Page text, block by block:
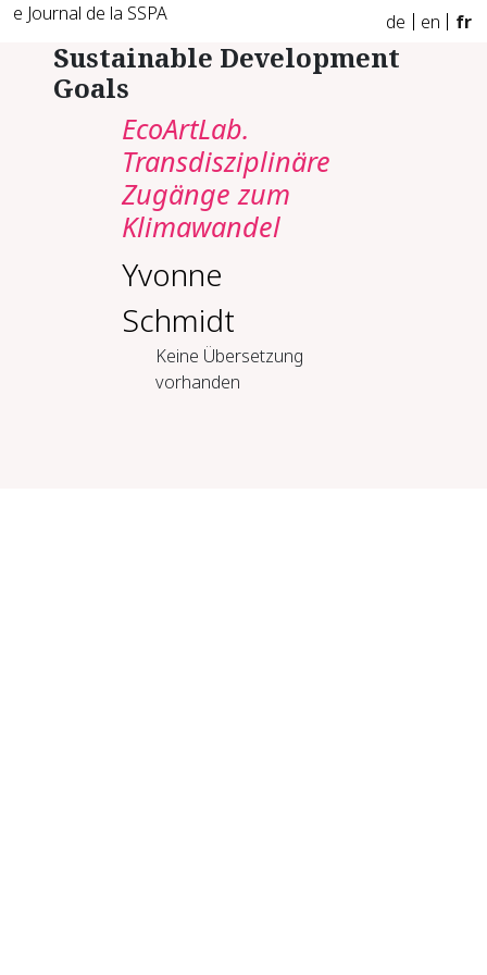
e Journal de la SSPA de en fr
Sustainable Development
Goals
EcoArtLab.
Transdisziplinäre
Zugänge zum
Klimawandel
Yvonne
Schmidt
Keine Übersetzung
vorhanden